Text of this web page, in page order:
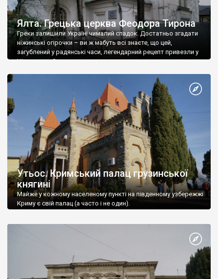
Ялта. Грецька церква Феодора Тирона
Греки залишили Україні чималий спадок. Достатньо згадати
ніжинські огірочки – ви ж мабуть всі знаєте, що цей,
загублений у радянські часи, легендарний рецепт привезли у
Ніжин греки?
Утьос. Кримський палац грузинської
княгині
Майже у кожному населеному пункті на південному узбережжі
Криму є свій палац (а часто і не один).